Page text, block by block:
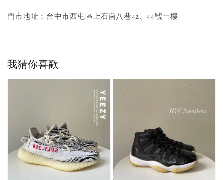
門市地址：台中市西屯區上石南八巷42、44號一樓
我猜你喜歡